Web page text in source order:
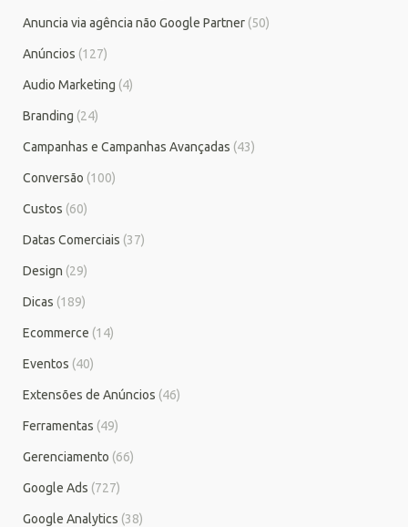
Anuncia via agência não Google Partner (50)
Anúncios (127)
Audio Marketing (4)
Branding (24)
Campanhas e Campanhas Avançadas (43)
Conversão (100)
Custos (60)
Datas Comerciais (37)
Design (29)
Dicas (189)
Ecommerce (14)
Eventos (40)
Extensões de Anúncios (46)
Ferramentas (49)
Gerenciamento (66)
Google Ads (727)
Google Analytics (38)